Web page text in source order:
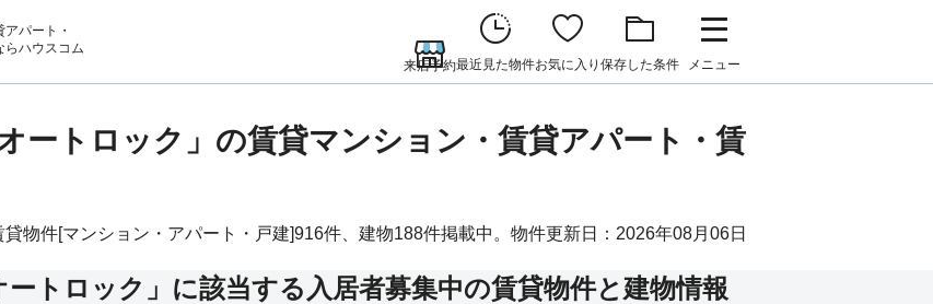
パート・
らハウスコム
来店予約最近見た物件お気に入り 保存した条件 メニュー
ートロック」の賃貸マンション・賃貸アパート・賃
物件[マンション・アパート・戸建]916件、建物188件掲載中。物件更新日：2026年08月06日
トロック」に該当する入居者募集中の賃貸物件と建物情報